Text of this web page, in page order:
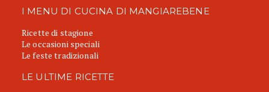
I MENU DI CUCINA DI MANGIAREBENE
Ricette di stagione
Le occasioni speciali
Le feste tradizionali
LE ULTIME RICETTE